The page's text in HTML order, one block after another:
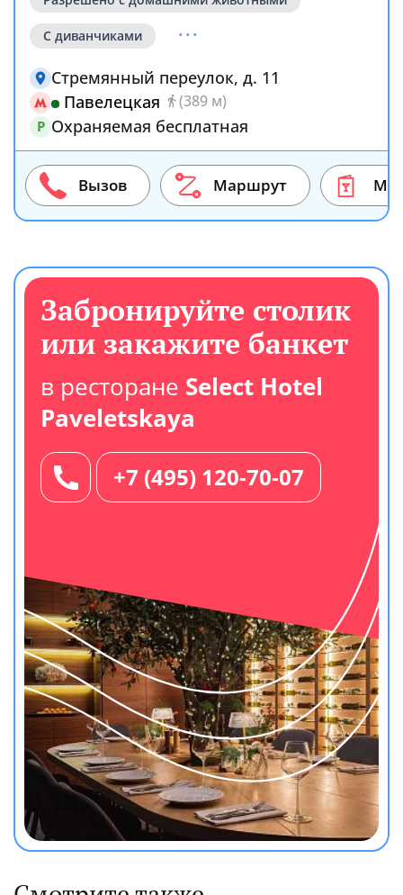
С диванчиками ...
Стремянный переулок, д. 11
Павелецкая
(389 м)
P Охраняемая бесплатная
Вызов Маршрут
Забронируйте столик
или закажите банкет
в ресторане Select Hotel
Paveletskaya
+7 (495) 120-70-07